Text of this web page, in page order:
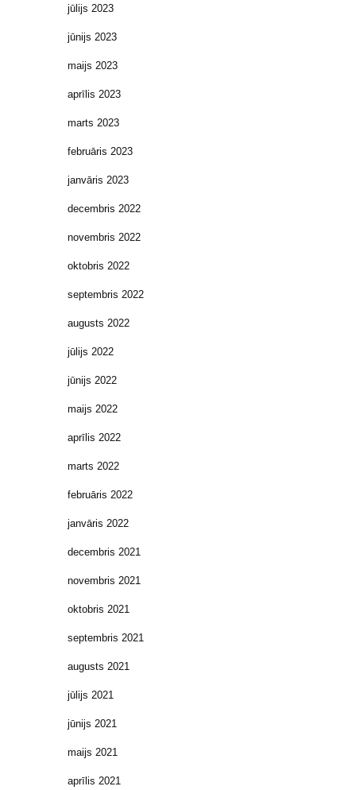
jūlijs 2023
jūnijs 2023
maijs 2023
aprīlis 2023
marts 2023
februāris 2023
janvāris 2023
decembris 2022
novembris 2022
oktobris 2022
septembris 2022
augusts 2022
jūlijs 2022
jūnijs 2022
maijs 2022
aprīlis 2022
marts 2022
februāris 2022
janvāris 2022
decembris 2021
novembris 2021
oktobris 2021
septembris 2021
augusts 2021
jūlijs 2021
jūnijs 2021
maijs 2021
aprīlis 2021